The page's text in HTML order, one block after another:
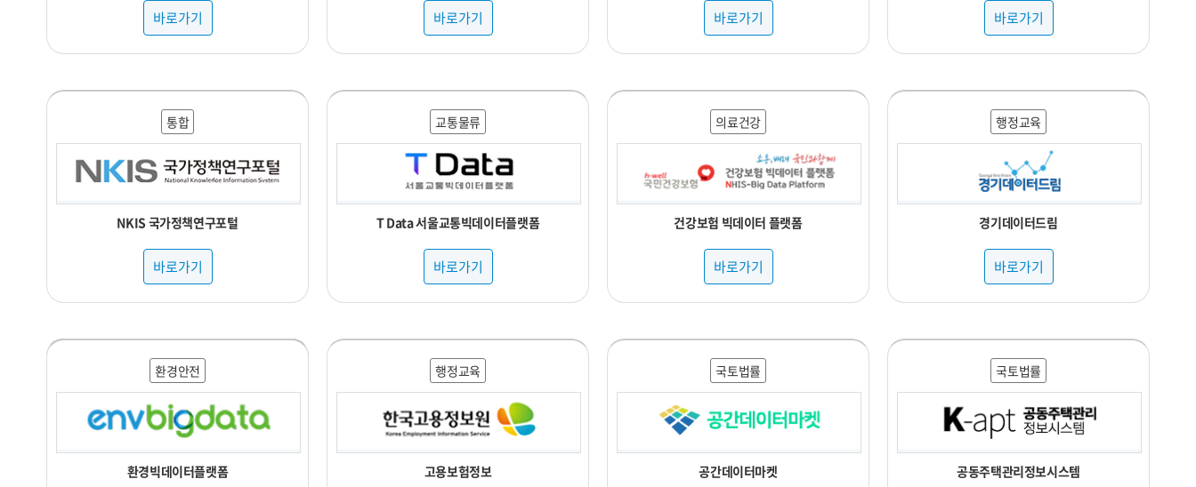
바로가기 바로가기 바로가기 바로가기
통합
NKIS 국가정책연구포털
바로가기
교통물류
T Data 서울교통빅데이터플랫폼
바로가기
의료건강
건강보험 빅데이터 플랫폼
바로가기
행정교육
경기데이터드림
바로가기
행정교육
경북 공공데이터
행정교육
고용보험정보
국토법률
공간데이터마켓
국토법률
공동주택관리정보시스템
관광복지
관광지식정보시스템
행정교육
광주광역시 빅데이터 통합플랫폼
행정교육
교육데이터플랫폼
행정교육
교육통계서비스
교통물류
교통사고분석시스템
교통물류
국가교통 DB센터
교통물류
국가교통 데이터 오픈마켓
국토법률
국가법령정보 공동활용
국토법률
국가법령정보센터
국토법률
국가생물종지식정보시스템
통합
국가중점데이터
행정교육
국가통계포털
환경안전
국가해양환경정보통합시스템
환경안전
국립수산과학원
의료건강
국립암센터 CONNECT
의료건강
국민의료정보
교통물류
국토교통 통계누리
국토법률
국토부 부동산실거래가
국토법률
국토정보플랫폼
경제산업
금융데이터거래소
경제산업
금융빅데이터플랫폼
경제산업
금융혁신빅데이터플랫폼
환경안전
기상기후 빅데이터 분석 플랫폼 날씨마루
환경안전
기상자료개방포털
기술해양
농림축산식품 공공데이터 포털
기술해양
농식품 빅데이터 거래소
행정교육
대학알리미
통합
대한민국 정보공개
국토법률
도로명주소
국토법률
도서관 정보나루
의료건강
라이프로그플랫폼
관광복지
문화빅데이터플랫폼
의료건강
보건복지데이터포털
의료건강
보건의료빅데이터개방시스템
의료건강
보건의료빅데이터플랫폼
관광복지
복지로
국토법률
부동산 공시가격 알리미
국토법률
부동산 빅데이터 플랫폼
환경안전
북한정보포털
국토법률
브이월드(디지털트윈국토)
국토법률
빅케이스
사회복지
사회보장통계
국토법률
산림빅데이터거래소
국토법률
상권정보
행정교육
서울특별시 빅데이터 캠퍼스
국토법률
세계법제정보센터
행정교육
세담터(세종을 담는 데이터)
환경안전
소방안전 빅데이터 플랫폼
경제산업
소상공인365
기술해양
스마트팜 빅데이터 플랫폼
의료건강
식의약 데이터 포털
의료건강
식의약품종합정보
의료건강
식품영양성분 데이터베이스
의료건강
식품의약품안전처 공공데이터활용
국토법률
엘박스
기술해양
연안 빅데이터 플랫폼
경제산업
열린재정 재정정보 공개시스템
경제산업
오픈업 상권정보
환경안전
외교부
환경안전
우주환경 빅데이터 플랫폼
행정교육
울산 빅데이터 활용 플랫폼
통합
원윈도우
교통물류
유통데이터 서비스 플랫폼
행정교육
인천광역시 빅데이터 통합 플랫폼
재난안전
재난관리정보
관광복지
제주관광 빅데이터서비스 플랫폼
국토법률
주택금융통계시스템
경제산업
중소,중견기업 빅데이터 플랫폼
행정교육
지방재정365
행정교육
지방행정 인허가 데이터개방
국토법률
지식재산정보 검색 서비스(KIPRIS)
국토법률
찾기쉬운 생활법령정보
기술해양
축산유통 통계누리
기술해양
축산유통정보 다봄
국토법률
출판유통통합전산망
환경안전
치안정책연구소
국토법률
케이스노트
환경안전
토양지하수정보시스템
행정교육
통계데이터센터
행정교육
통계지리정보
교통물류
표준노드링크 관리시스템
행정교육
학교알리미
관광복지
한국관광데이터랩
환경안전
한국수자원공사 공공데이터 개방 포털
경제산업
한국신용정보원 금융권AI플랫폼
행정교육
해양수산부 수산정보포털
기술해양
해양수산빅데이터플랫폼
기술해양
해양신산업 오픈 플랫폼
경제산업
화훼유통정보
환경안전
환경빅데이터플랫폼